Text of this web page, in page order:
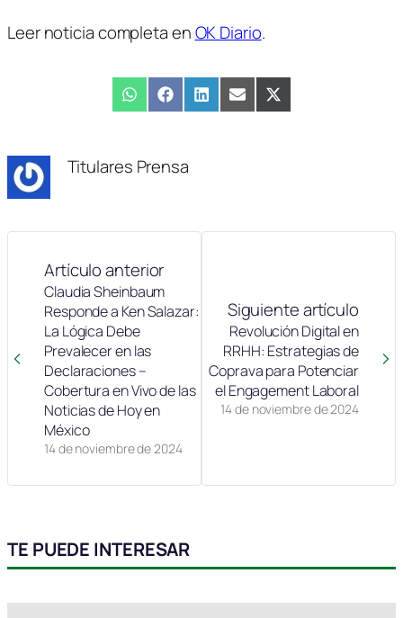
Leer noticia completa enOK Diario.
Compartir
en
WhatsAppCompartir
en
FacebookCompartir
en
LinkedInCompartir
en
EmailCompartir
en
X
(Twitter)
Titulares Prensa
Artículo anterior
14 de noviembre de 2024
Claudia Sheinbaum
Responde a Ken Salazar:
La Lógica Debe
Prevalecer en las
Declaraciones –
Cobertura en Vivo de las
Noticias de Hoy en
México
Siguiente artículo
14 de noviembre de 2024
Revolución Digital en
RRHH: Estrategias de
Coprava para Potenciar
el Engagement Laboral
TE PUEDE INTERESAR